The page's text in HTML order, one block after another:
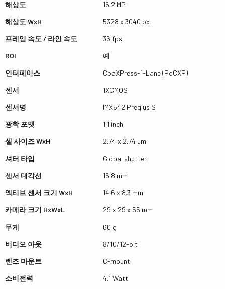
해상도
16.2 MP
해상도 WxH
5328 x 3040 px
프레임 속도 / 라인 속도
36 fps
ROI
예
인터페이스
CoaXPress-1-Lane (PoCXP)
센서
1XCMOS
센서명
IMX542 Pregius S
광학 포맷
1.1 inch
셀 사이즈 WxH
2.74 x 2.74 µm
셔터 타입
Global shutter
센서 대각선
16.8 mm
엑티브 센서 크기 WxH
14.6 x 8.3 mm
카메라 크기 HxWxL
29 x 29 x 55 mm
무게
60 g
비디오 아웃
8/10/12-bit
렌즈 마운트
C-mount
소비전력
4.1 Watt